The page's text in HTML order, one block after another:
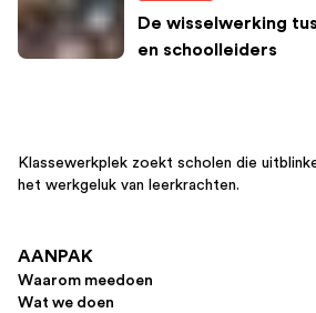
De wisselwerking
en schoolleiders
Klassewerkplek zoekt scholen die
het werkgeluk van leerkrachten.
AANPAK
Waarom meedoen
Wat we doen